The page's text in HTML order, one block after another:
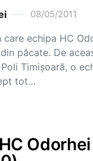
08/05/2011
care echipa HC
păcate. De
Timișoară, o
tot…
Odorhei